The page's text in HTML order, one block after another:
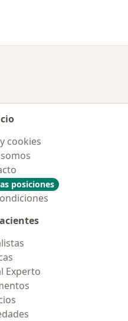
cookies
posiciones
Experto